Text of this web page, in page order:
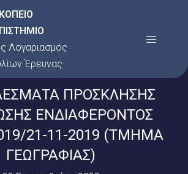
Λογαριασμός
Έρευνας
Menu
ΠΡΟΣΚΛΗΣΗΣ
ΕΝΔΙΑΦΕΡΟΝΤΟΣ
21-11-2019 (ΤΜΗΜΑ
ΓΕΩΓΡΑΦΙΑΣ)